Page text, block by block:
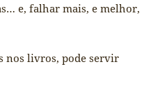
e, falhar mais, e melhor,
nos livros, pode servir